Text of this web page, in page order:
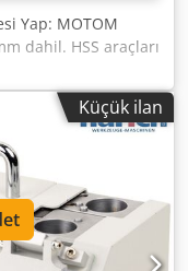
Yap: MOTOM
dahil. HSS araçları
13 mm arası
Küçük ilan